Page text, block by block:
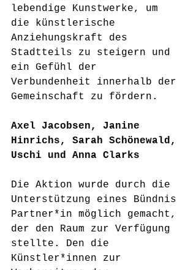
lebendige Kunstwerke, um
die künstlerische
Anziehungskraft des
Stadtteils zu steigern und
ein Gefühl der
Verbundenheit innerhalb der
Gemeinschaft zu fördern.
Axel Jacobsen, Janine
Hinrichs, Sarah Schönewald,
Uschi und Anna Clarks
Die Aktion wurde durch die
Unterstützung eines Bündnis
Partner*in möglich gemacht,
der den Raum zur Verfügung
stellte. Den die
Künstler*innen zur